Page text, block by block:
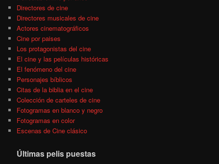
Directores de cine
Directores musicales de cine
Actores cinematográficos
Cine por paises
Los protagonistas del cine
El cine y las películas históricas
El fenómeno del cine
Personajes bíblicos
Citas de la biblia en el cine
Colección de carteles de cine
Fotogramas en blanco y negro
Fotogramas en color
Escenas de Cine clásico
Últimas pelis puestas